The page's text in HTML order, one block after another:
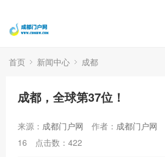
首页 新闻中心 成都
成都，全球第37位！
来源： 成都门户网 作者： 成都门户网
16
点击数： 422